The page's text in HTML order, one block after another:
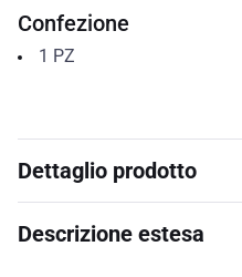
Confezione
1 PZ
Dettaglio prodotto
Descrizione estesa